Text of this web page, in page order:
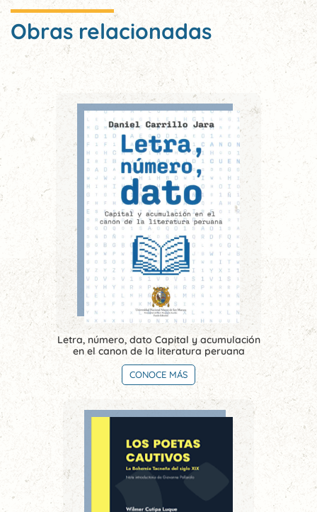
Obras relacionadas
Letra, número, dato Capital y acumulación
en el canon de la literatura peruana
CONOCE MÁS